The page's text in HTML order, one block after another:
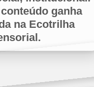
ganha
na Ecotrilha